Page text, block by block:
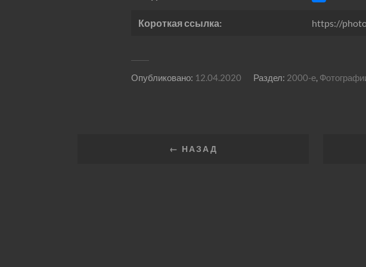
Короткая ссылка: https://
Опубликовано: 12.04.2020 Раздел: 2000-е,
← НАЗАД